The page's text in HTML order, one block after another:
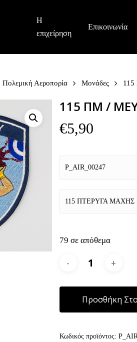
Η
επιχείρηση
Επικοινωνία
Πολεμική Αεροπορία Μονάδες
115 ΠΜ /
€5,90
P_AIR_00247
115 ΠΤΕΡΥΓΑ ΜΑΧΗΣ
79 σε απόθεμα
Προσθήκη
Κωδικός προϊόντος: